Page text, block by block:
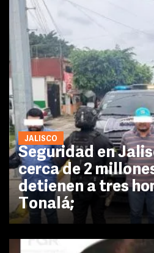
JALISCO
Seguridad en
cerca de 2
detienen a tres
Tonalá;